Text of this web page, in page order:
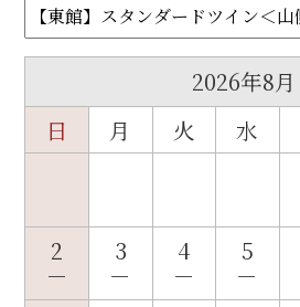
2026年8月
日
月 火 水
2
－
3
－
4
－
5
－